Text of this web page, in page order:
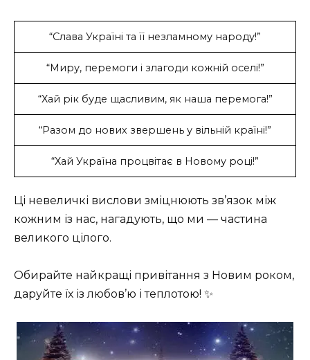
“Слава Україні та її незламному народу!”
“Миру, перемоги і злагоди кожній оселі!”
“Хай рік буде щасливим, як наша перемога!”
“Разом до нових звершень у вільній країні!”
“Хай Україна процвітає в Новому році!”
Ці невеличкі вислови зміцнюють зв’язок між
кожним із нас, нагадують, що ми — частина
великого цілого.
Обирайте найкращі привітання з Новим роком,
даруйте їх із любов’ю і теплотою! ✨